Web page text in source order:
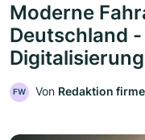
Moderne
Deutschland
FW Von Redaktion